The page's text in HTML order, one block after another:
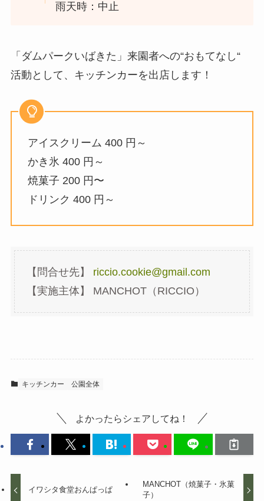
雨天時：中止
「ダムパークいばきた」来園者への“おもてなし“
活動として、キッチンカーを出店します！
アイスクリーム 400 円～
かき氷 400 円～
焼菓子 200 円〜
ドリンク 400 円～
【問合せ先】 riccio.cookie@gmail.com
【実施主体】 MANCHOT（RICCIO）
キッチンカー 公園全体
よかったらシェアしてね！
イワシタ食堂おんぱっぱ
MANCHOT（焼菓子・氷菓
子）